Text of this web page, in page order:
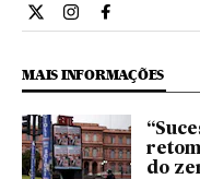
Economia El País
Economia El
Economia
MAIS INFORMAÇÕES
do